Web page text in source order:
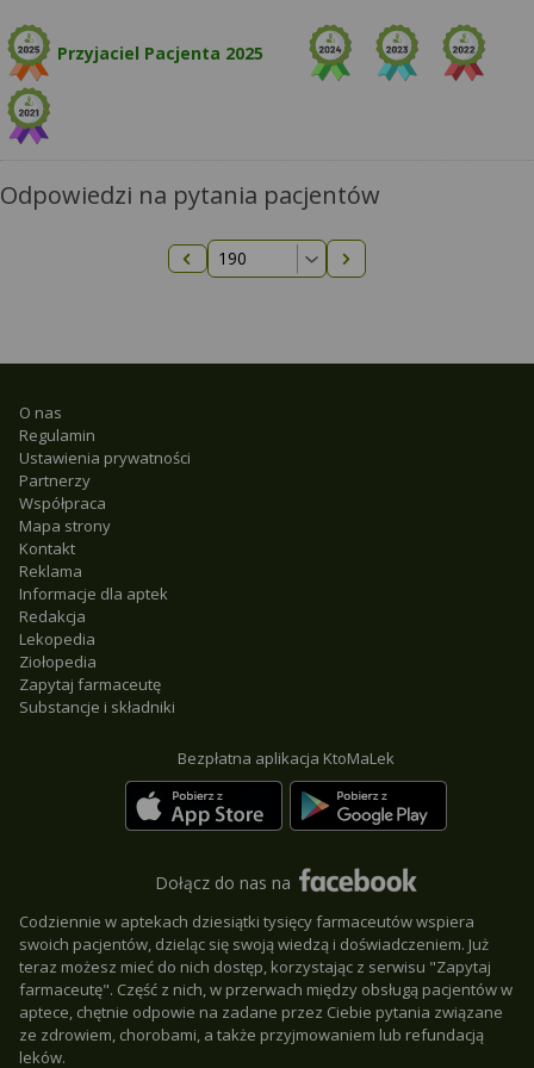
Przyjaciel Pacjenta 2025
Odpowiedzi na pytania pacjentów
Poprzednia strona Następna strona
O nas
Regulamin
Ustawienia prywatności
Partnerzy
Współpraca
Mapa strony
Kontakt
Reklama
Informacje dla aptek
Redakcja
Lekopedia
Ziołopedia
Zapytaj farmaceutę
Substancje i składniki
Bezpłatna aplikacja KtoMaLek
Dołącz do nas na
Codziennie w aptekach dziesiątki tysięcy farmaceutów wspiera
swoich pacjentów, dzieląc się swoją wiedzą i doświadczeniem. Już
teraz możesz mieć do nich dostęp, korzystając z serwisu "Zapytaj
farmaceutę". Część z nich, w przerwach między obsługą pacjentów w
aptece, chętnie odpowie na zadane przez Ciebie pytania związane
ze zdrowiem, chorobami, a także przyjmowaniem lub refundacją
leków.